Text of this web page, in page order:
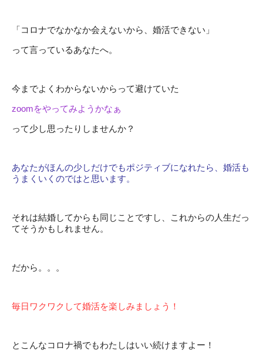
「コロナでなかなか会えないから、婚活できない」
って言っているあなたへ。
今までよくわからないからって避けていた
zoomをやってみようかなぁ
って少し思ったりしませんか？
あなたがほんの少しだけでもポジティブになれたら、婚活も
うまくいくのではと思います。
それは結婚してからも同じことですし、これからの人生だっ
てそうかもしれません。
だから。。。
毎日ワクワクして婚活を楽しみましょう！
とこんなコロナ禍でもわたしはいい続けますよー！